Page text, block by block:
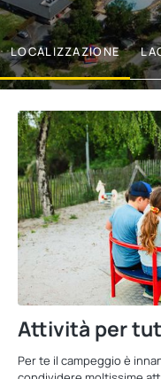
LOCALIZZAZIONE
Attività per
Per te il campeggio è